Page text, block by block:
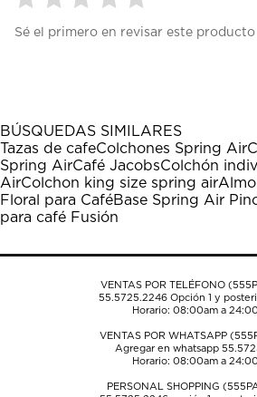
para
1
estrella
Esta
acción
abrirá
el
formulario
envío.
para
estrellas.
Esta
acción
abrirá
el
formulario
envío.
para
estrellas.
Esta
acción
abrirá
el
formulario
envío.
para
estrellas.
Esta
acción
abrirá
el
formulario
envío.
para
estrellas.
Esta
acción
abrirá
el
envío.
Sé el primero en revisar este producto
BÚSQUEDAS SIMILARES
Tazas de cafeColchones Spring Air
Spring AirCafé JacobsColchón
AirColchon king size spring air
Floral para CaféBase Spring Air
para café Fusión
VENTAS POR TELÉFONO
55.5725.2246Opción 1 y
Horario: 08:00am a
VENTAS POR WHATSAPP
Agregar en whatsapp
Horario: 08:00am a
PERSONAL SHOPPING